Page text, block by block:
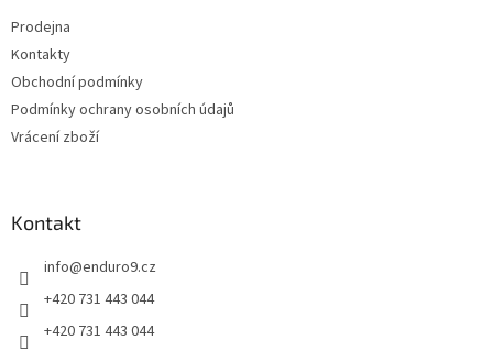
Prodejna
Kontakty
Obchodní podmínky
Podmínky ochrany osobních údajů
Vrácení zboží
Kontakt
info@enduro9.cz
+420 731 443 044
+420 731 443 044